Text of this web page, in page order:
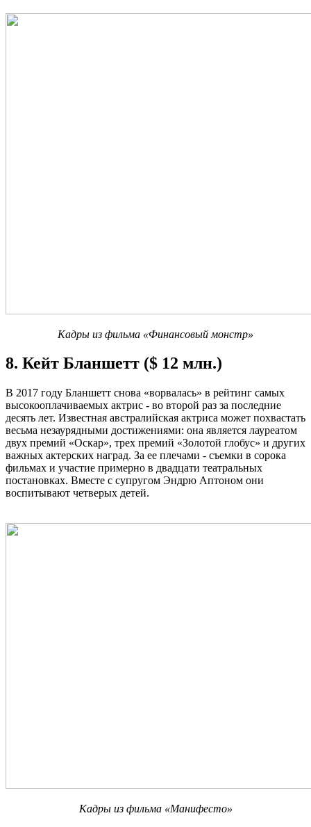
Кадры из фильма «Финансовый монстр»
8. Кейт Бланшетт ($ 12 млн.)
В 2017 году Бланшетт снова «ворвалась» в рейтинг самых
высокооплачиваемых актрис - во второй раз за последние
десять лет. Известная австралийская актриса может похвастать
весьма незаурядными достижениями: она является лауреатом
двух премий «Оскар», трех премий «Золотой глобус» и других
важных актерских наград. За ее плечами - съемки в сорока
фильмах и участие примерно в двадцати театральных
постановках. Вместе с супругом Эндрю Аптоном они
воспитывают четверых детей.
Кадры из фильма «Манифесто»